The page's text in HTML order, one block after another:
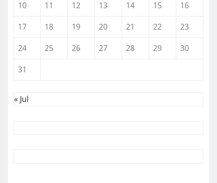
10 11 12 13 14 15
16
17
18 19 20 21 22
23
24
25 26 27 28 29
30
31
« Jul